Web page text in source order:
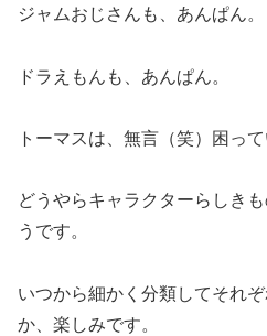
ジャムおじさんも、あんぱん。
ドラえもんも、あんぱん。
トーマスは、無言（笑）困って
どうやらキャラクターらしき
うです。
いつから細かく分類してそれ
か、楽しみです。